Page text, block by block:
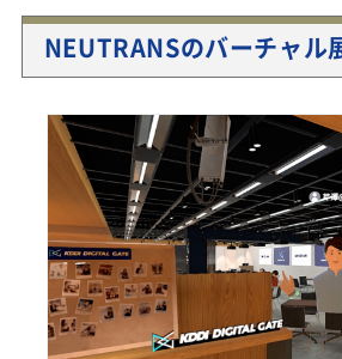
NEUTRANSのバーチャル